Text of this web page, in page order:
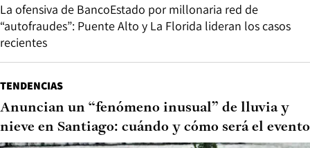
La ofensiva de BancoEstado por millonaria red de
“autofraudes”: Puente Alto y La Florida lideran los casos
recientes
TENDENCIAS
Anuncian un “fenómeno inusual” de lluvia y
nieve en Santiago: cuándo y cómo será el evento